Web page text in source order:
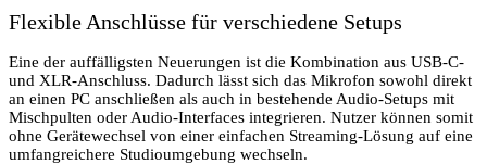
Flexible Anschlüsse für verschiedene Setups
Eine der auffälligsten Neuerungen ist die Kombination aus USB-C-
und XLR-Anschluss. Dadurch lässt sich das Mikrofon sowohl direkt
an einen PC anschließen als auch in bestehende Audio-Setups mit
Mischpulten oder Audio-Interfaces integrieren. Nutzer können somit
ohne Gerätewechsel von einer einfachen Streaming-Lösung auf eine
umfangreichere Studioumgebung wechseln.